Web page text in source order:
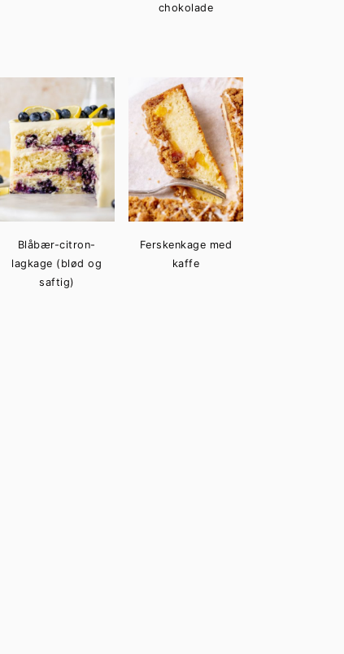
chokolade
Blåbær-citron-
lagkage (blød og
saftig)
Ferskenkage med
kaffe